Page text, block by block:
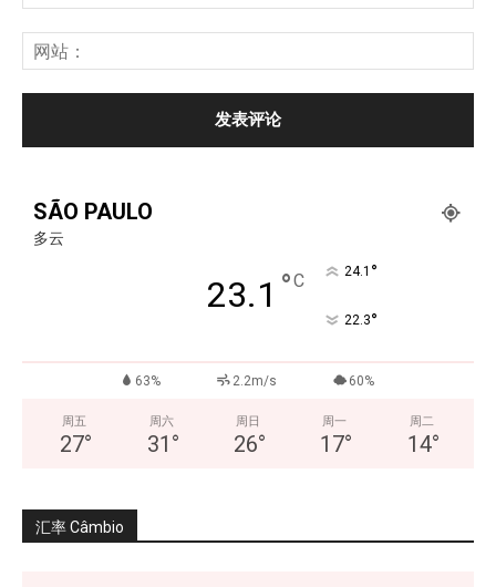
SÃO PAULO
多云
23.1 °C 24.1 °
22.3°
63% 2.2m/s 60%
周五
27°
周六
31 °
周日
26°
周一
17°
周二
14°
汇率 Câmbio